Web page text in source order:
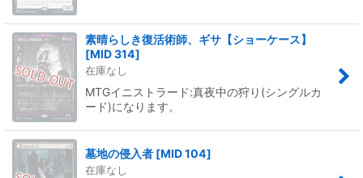
素晴らしき復活術師、ギサ【ショーケース】
[MID 314]
在庫なし
MTGイニストラード:真夜中の狩り(シングルカ
ード)になります。
墓地の侵入者 [MID 104]
在庫なし